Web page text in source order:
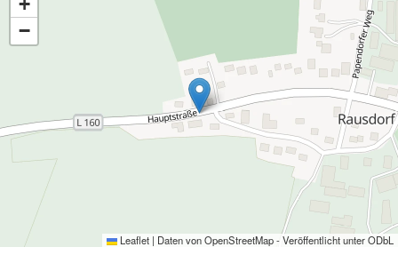
−
Leaflet | Daten vonOpenStreetMap- Veröffentlicht unterODbL